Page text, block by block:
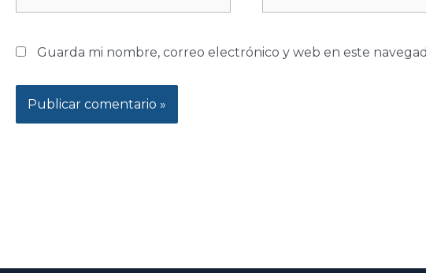
Guarda mi nombre, correo electrónico y web en este